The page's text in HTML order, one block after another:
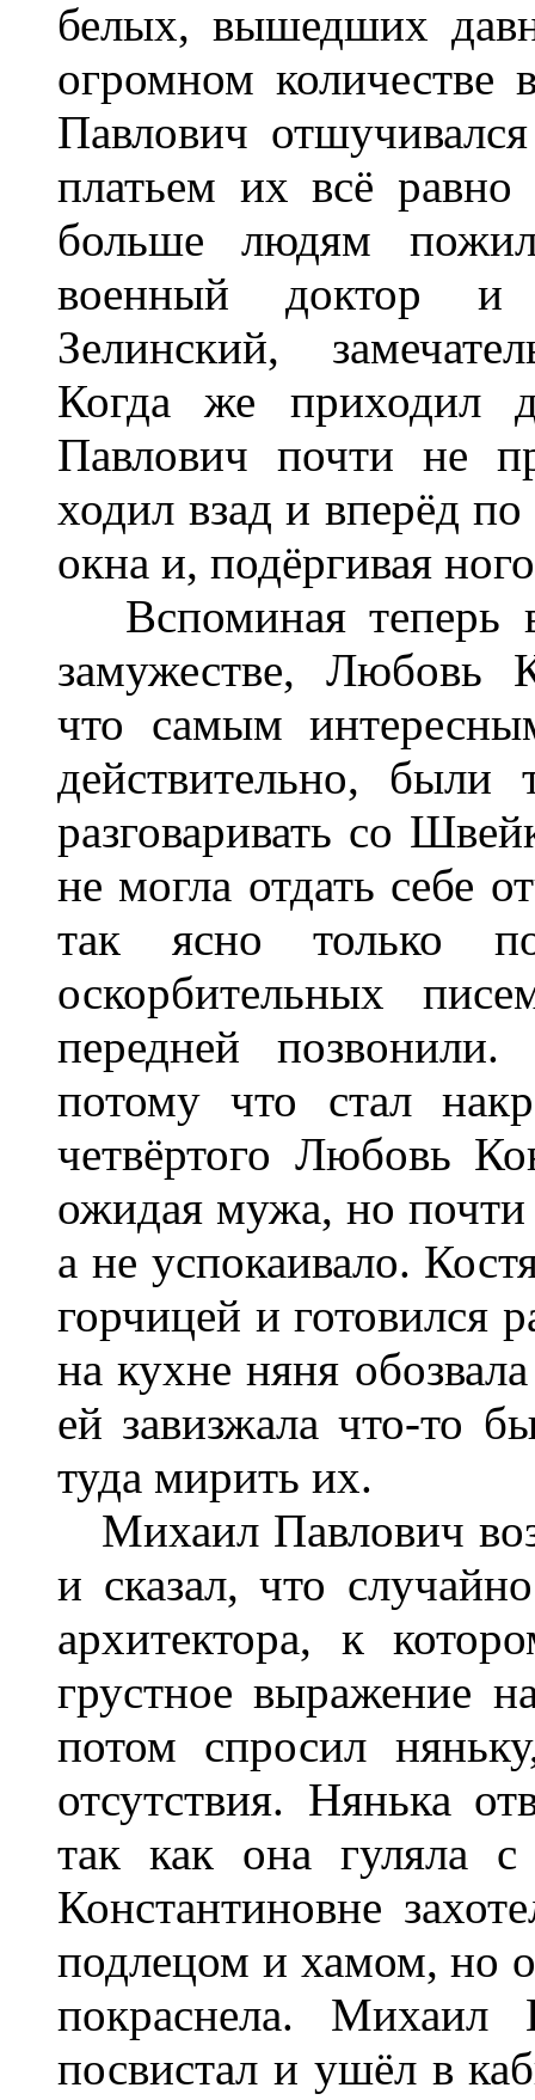
белых, вышедших
огромном
Павлович
платьем их всё
больше людям
военный доктор и
Зелинский,
Когда же приходил
Павлович почти не
ходил взад и вперёд
окна и, подёргивая
Вспоминая теперь
замужестве, Любовь
что самым
действительно,
разговаривать со
не могла отдать себе
так ясно только
оскорбительных
передней
потому что стал
четвёртого Любовь
ожидая мужа, но почти
а не успокаивало.
горчицей и готовился
на кухне няня
ей завизжала что-то
туда мирить их.
Михаил Павлович
и сказал, что
архитектора, к
грустное выражение
потом спросил
отсутствия. Нянька
так как она гуляла
Константиновне
подлецом и хамом, но
покраснела. Михаил
посвистал и ушёл в